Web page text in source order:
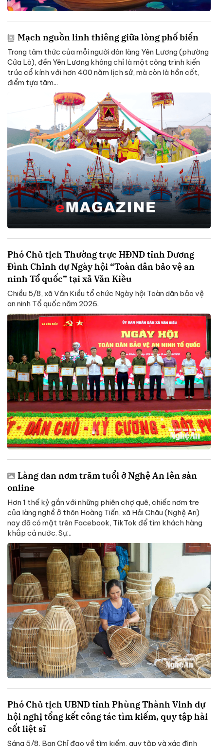
Mạch nguồn linh thiêng giữa lòng phố biển
Trong tâm thức của mỗi người dân làng Yên Lương (phường
Cửa Lò), đền Yên Lương không chỉ là một công trình kiến
trúc cổ kính với hơn 400 năm lịch sử, mà còn là hồn cốt,
điểm tựa tâm...
Phó Chủ tịch Thường trực HĐND tỉnh Dương
Đình Chỉnh dự Ngày hội “Toàn dân bảo vệ an
ninh Tổ quốc” tại xã Văn Kiều
Chiều 5/8, xã Văn Kiều tổ chức Ngày hội Toàn dân bảo vệ
an ninh Tổ quốc năm 2026.
Làng đan nơm trăm tuổi ở Nghệ An lên sàn
online
Hơn 1 thế kỷ gắn với những phiên chợ quê, chiếc nơm tre
của làng nghề ở thôn Hoàng Tiến, xã Hải Châu (Nghệ An)
nay đã có mặt trên Facebook, TikTok để tìm khách hàng
khắp cả nước. Sự...
Phó Chủ tịch UBND tỉnh Phùng Thành Vinh dự
hội nghị tổng kết công tác tìm kiếm, quy tập hài
cốt liệt sĩ
Sáng 5/8, Ban Chỉ đạo về tìm kiếm, quy tập và xác định